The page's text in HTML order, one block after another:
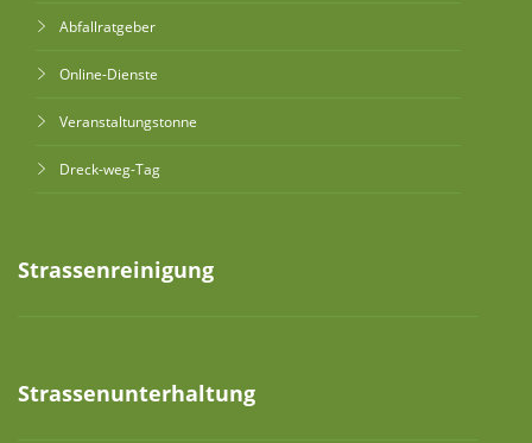
Abfallratgeber
Online-Dienste
Veranstaltungstonne
Dreck-weg-Tag
Strassenreinigung
Strassenunterhaltung